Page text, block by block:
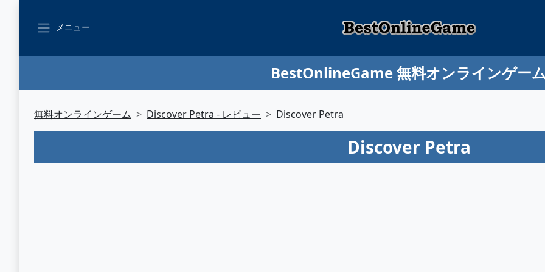
メニュー
BestOnlineGame 無料オンラインゲー
無料オンラインゲーム Discover Petra - レビュー Discover Petra
Discover Petra